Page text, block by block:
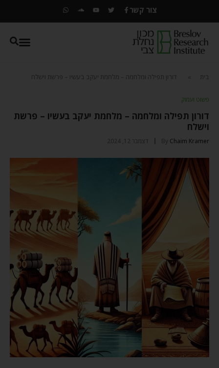
צור קשר
בית דורון תפילה ומלחמה – מלחמת יעקב בעשיו – פרשת וישלח
פשוט ועמוק
דורון תפילה ומלחמה – מלחמת יעקב בעשיו – פרשת
וישלח
By Chaim Kramer דצמבר 12, 2024